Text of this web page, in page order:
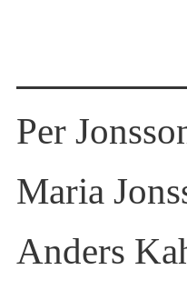
Per
Maria
Anders